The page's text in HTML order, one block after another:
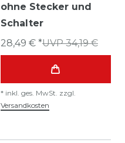
ohne Stecker und
Schalter
UVP 34,19 €
28,49 € *
* inkl. ges. MwSt. zzgl.
Versandkosten